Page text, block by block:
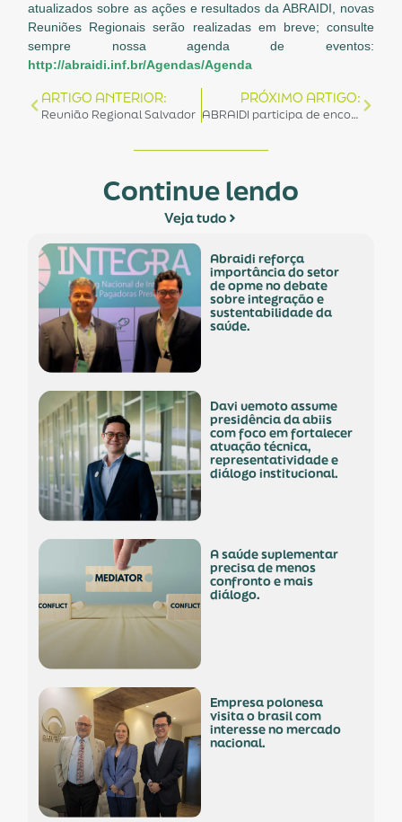
atualizados sobre as ações e resultados da ABRAIDI, novas
Reuniões Regionais serão realizadas em breve; consulte
sempre nossa agenda de eventos:
http://abraidi.inf.br/Agendas/Agenda
ARTIGO ANTERIOR:
Reunião Regional Salvador
PRÓXIMO ARTIGO:
ABRAIDI participa de encontro no Planalto com empresários e sindicalistas
Continue lendo
Veja tudo
abraidi reforça
importância do setor
de opme no debate
sobre integração e
sustentabilidade da
saúde.
davi uemoto assume
presidência da abiis
com foco em fortalecer
atuação técnica,
representatividade e
diálogo institucional.
a saúde suplementar
precisa de menos
confronto e mais
diálogo.
empresa polonesa
visita o brasil com
interesse no mercado
nacional.